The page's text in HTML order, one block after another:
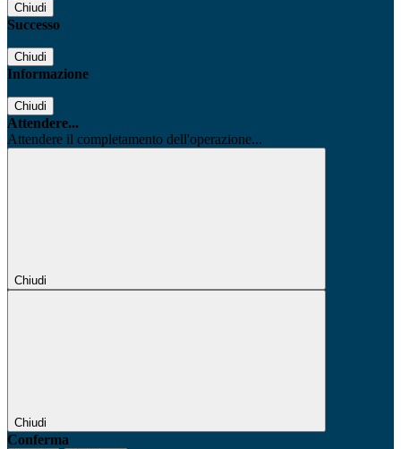
Chiudi
Successo
Chiudi
Informazione
Chiudi
Attendere...
Attendere il completamento dell'operazione...
Chiudi
Chiudi
Conferma